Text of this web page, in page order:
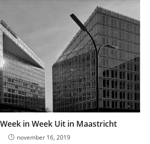
in Week Uit in Maastricht
november 16, 2019